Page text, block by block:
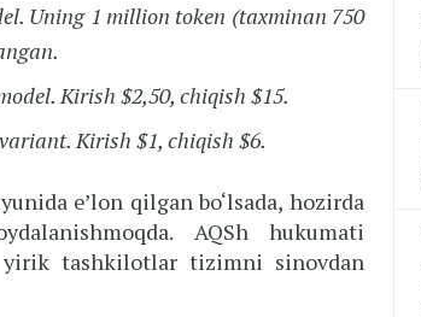
Uning 1 million token (taxminan 750
Kirish $2,50, chiqish $15.
Kirish $1, chiqish $6.
e’lon qilgan bo‘lsada, hozirda
AQSh hukumati
yirik tashkilotlar tizimni sinovdan